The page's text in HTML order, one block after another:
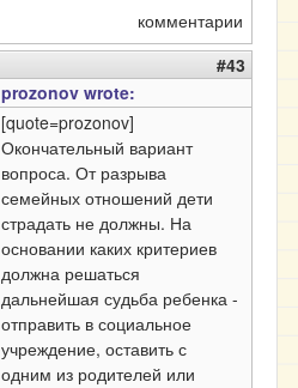
комментарии
#43
prozonov wrote:
[quote=prozonov]
Окончательный вариант
вопроса. От разрыва
семейных отношений дети
страдать не должны. На
основании каких критериев
должна решаться
дальнейшая судьба ребенка -
отправить в социальное
учреждение, оставить с
одним из родителей или